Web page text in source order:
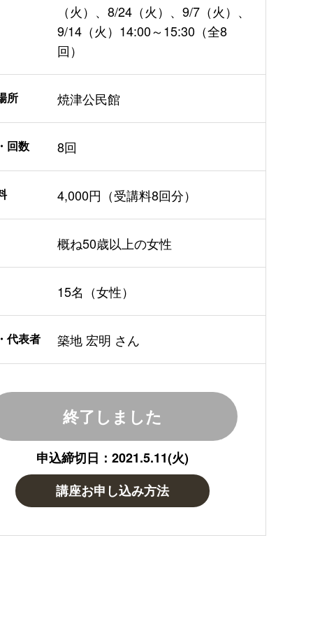
（火）、8/24（火）、9/7（火）、
9/14（火）14:00～15:30（全8
回）
所 焼津公民館
回数 8回
4,000円（受講料8回分）
概ね50歳以上の女性
15名（女性）
代表者 築地 宏明 さん
終了しました
申込締切日：2021.5.11(火)
講座お申し込み方法